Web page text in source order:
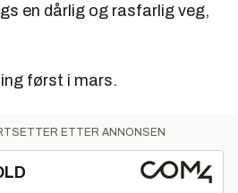
en dårlig og rasfarlig veg,
først i mars.
ETTER ANNONSEN